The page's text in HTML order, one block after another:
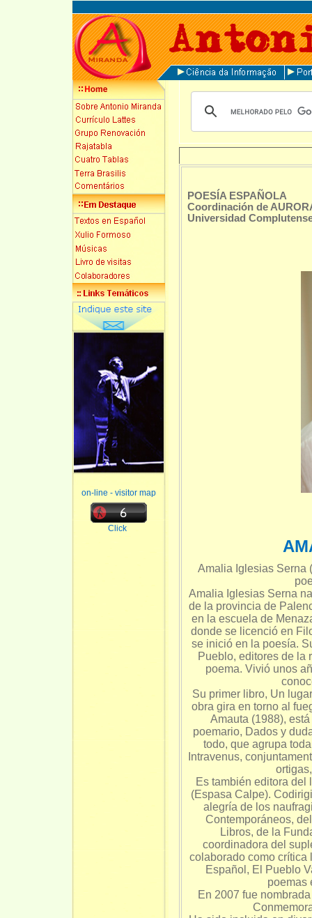
on-line - visitor map
Click
POESÍA ESPAÑOLA
Coordinación de
Universidad
Amalia Iglesias Serna
Amalia Iglesias Serna
de la provincia de
en la escuela de
donde se licenció en
se inició en la poesía.
Pueblo, editores de la
poema. Vivió unos
Su primer libro, Un
obra gira en torno al
Amauta (1988),
poemario, Dados y
todo, que agrupa
Intravenus,
Es también editora del
(Espasa Calpe).
alegría de los
Contemporáneos,
Libros, de la
coordinadora del
colaborado como crítica
Español, El Pueblo
poemas
En 2007 fue